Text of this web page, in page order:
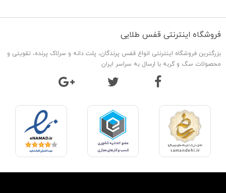
فروشگاه اینترنتی قفس طلایی
بزرگترین فروشگاه اینترنتی انواع قفس پرندگان، پلت دانه و سرلاک پرنده، تقویتی و
محصولات سگ و گربه با ارسال به سراسر ایران